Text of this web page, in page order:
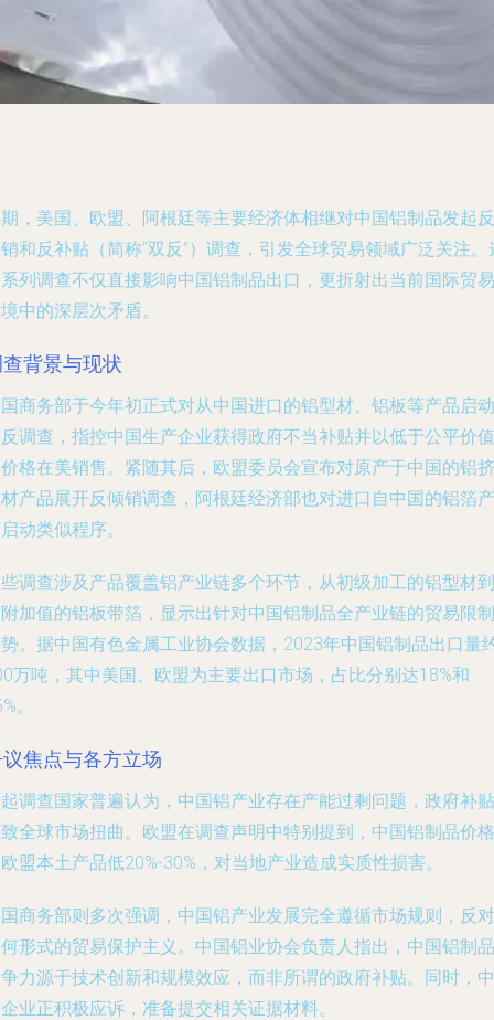
，美国、欧盟、阿根廷等主要经济体相继对中国铝制品发起反
和反补贴（简称“双反”）调查，引发全球贸易领域广泛关注。
列调查不仅直接影响中国铝制品出口，更折射出当前国际贸易
中的深层次矛盾。
背景与现状
商务部于今年初正式对从中国进口的铝型材、铝板等产品启动
调查，指控中国生产企业获得政府不当补贴并以低于公平价值
格在美销售。紧随其后，欧盟委员会宣布对原产于中国的铝挤
产品展开反倾销调查，阿根廷经济部也对进口自中国的铝箔产
动类似程序。
调查涉及产品覆盖铝产业链多个环节，从初级加工的铝型材到
加值的铝板带箔，显示出针对中国铝制品全产业链的贸易限制
。据中国有色金属工业协会数据，2023年中国铝制品出口量
万吨，其中美国、欧盟为主要出口市场，占比分别达18%和
。
焦点与各方立场
调查国家普遍认为，中国铝产业存在产能过剩问题，政府补贴
全球市场扭曲。欧盟在调查声明中特别提到，中国铝制品价格
盟本土产品低20%-30%，对当地产业造成实质性损害。
商务部则多次强调，中国铝产业发展完全遵循市场规则，反对
形式的贸易保护主义。中国铝业协会负责人指出，中国铝制品
力源于技术创新和规模效应，而非所谓的政府补贴。同时，中
业正积极应诉，准备提交相关证据材料。